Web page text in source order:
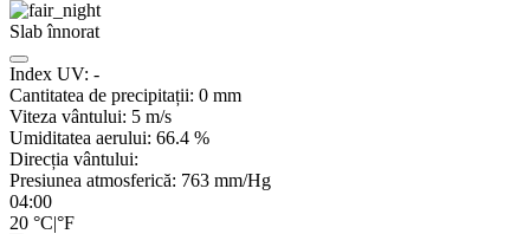
Slab înnorat
Index UV: -
Cantitatea de precipitații: 0 mm
Viteza vântului: 5 m/s
Umiditatea aerului: 66.4 %
Direcția vântului:
Presiunea atmosferică: 763 mm/Hg
04:00
20 °C|°F